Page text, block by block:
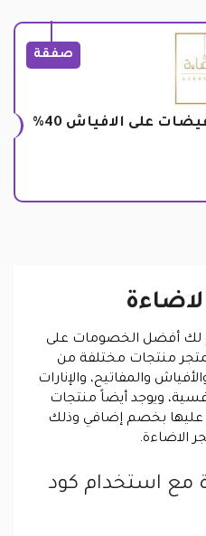
صفقة
لك أفضل الخصومات على
منتجات مختلفة من
والمفاتيح، والإنارات
ويوجد أيضاً منتجات
عليها بخصم إضافي وذلك
الاضاءة.
مع استخدام كود